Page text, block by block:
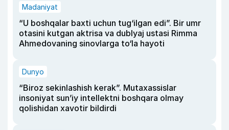
Madaniyat
“U boshqalar baxti uchun tug‘ilgan edi”. Bir umr
otasini kutgan aktrisa va dublyaj ustasi Rimma
Ahmedovaning sinovlarga to‘la hayoti
Dunyo
“Biroz sekinlashish kerak”. Mutaxassislar
insoniyat sun’iy intellektni boshqara olmay
qolishidan xavotir bildirdi